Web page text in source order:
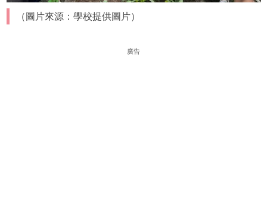
（圖片來源：學校提供圖片）
廣告